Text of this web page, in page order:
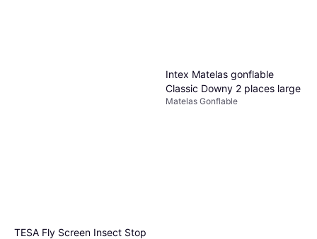
TESA Fly Screen Insect Stop
Intex Matelas gonflable
Classic Downy 2 places large
Matelas Gonflable